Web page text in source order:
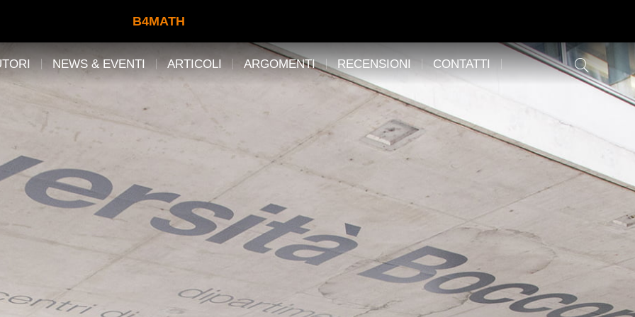
B4MATH
NEWS & EVENTI ARTICOLI ARGOMENTI RECENSIONI CONTATTI